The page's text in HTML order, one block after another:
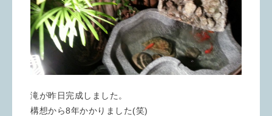
滝が昨日完成しました。
構想から8年かかりました(笑)